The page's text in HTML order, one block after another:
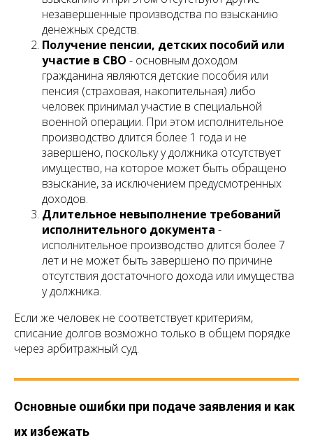
незавершенные производства по взысканию
денежных средств.
Получение пенсии, детских пособий или
участие в СВО - основным доходом
гражданина являются детские пособия или
пенсия (страховая, накопительная) либо
человек принимал участие в специальной
военной операции. При этом исполнительное
производство длится более 1 года и не
завершено, поскольку у должника отсутствует
имущество, на которое может быть обращено
взыскание, за исключением предусмотренных
доходов.
Длительное невыполнение требований
исполнительного документа -
исполнительное производство длится более 7
лет и не может быть завершено по причине
отсутствия достаточного дохода или имущества
у должника.
Если же человек не соответствует критериям,
списание долгов возможно только в общем порядке
через арбитражный суд.
Основные ошибки при подаче заявления и как
их избежать